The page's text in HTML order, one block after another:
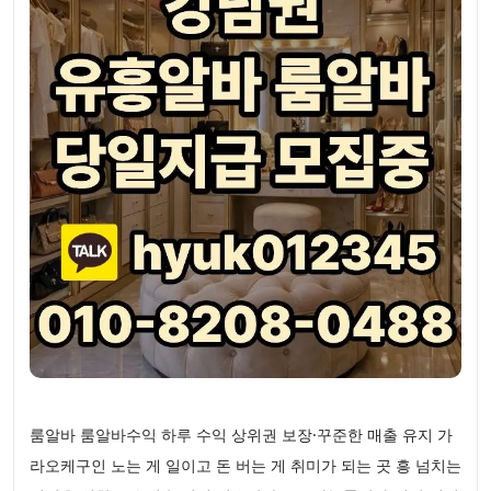
룸알바 룸알바수익 하루 수익 상위권 보장·꾸준한 매출 유지 가
라오케구인 노는 게 일이고 돈 버는 게 취미가 되는 곳 흥 넘치는